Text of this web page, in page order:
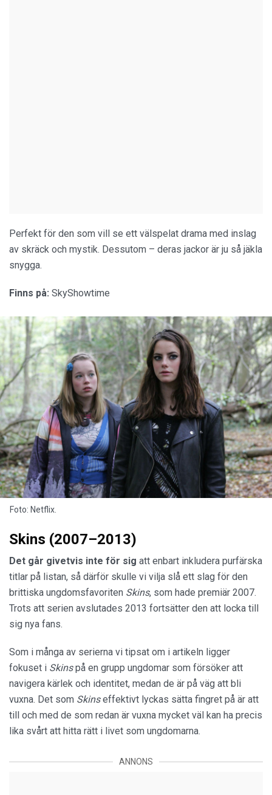
Perfekt för den som vill se ett välspelat drama med inslag
av skräck och mystik. Dessutom – deras jackor är ju så jäkla
snygga.
Finns på: SkyShowtime
Foto: Netflix.
Skins (2007–2013)
Det går givetvis inte för sig att enbart inkludera purfärska
titlar på listan, så därför skulle vi vilja slå ett slag för den
brittiska ungdomsfavoriten Skins, som hade premiär 2007.
Trots att serien avslutades 2013 fortsätter den att locka till
sig nya fans.
Som i många av serierna vi tipsat om i artikeln ligger
fokuset i Skinspå en grupp ungdomar som försöker att
navigera kärlek och identitet, medan de är på väg att bli
vuxna. Det som Skinseffektivt lyckas sätta fingret på är att
till och med de som redan är vuxna mycket väl kan ha precis
lika svårt att hitta rätt i livet som ungdomarna.
ANNONS